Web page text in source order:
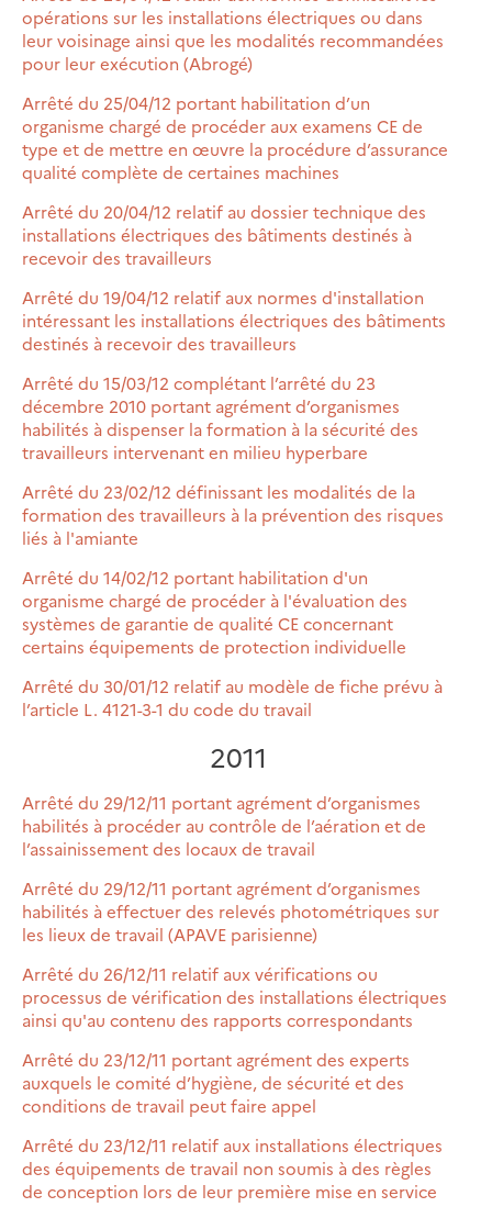
opérations sur les installations électriques ou dans
leur voisinage ainsi que les modalités recommandées
pour leur exécution (Abrogé)
Arrêté du 25/04/12 portant habilitation d’un
organisme chargé de procéder aux examens CE de
type et de mettre en œuvre la procédure d’assurance
qualité complète de certaines machines
Arrêté du 20/04/12 relatif au dossier technique des
installations électriques des bâtiments destinés à
recevoir des travailleurs
Arrêté du 19/04/12 relatif aux normes d'installation
intéressant les installations électriques des bâtiments
destinés à recevoir des travailleurs
Arrêté du 15/03/12 complétant l’arrêté du 23
décembre 2010 portant agrément d’organismes
habilités à dispenser la formation à la sécurité des
travailleurs intervenant en milieu hyperbare
Arrêté du 23/02/12 définissant les modalités de la
formation des travailleurs à la prévention des risques
liés à l'amiante
Arrêté du 14/02/12 portant habilitation d'un
organisme chargé de procéder à l'évaluation des
systèmes de garantie de qualité CE concernant
certains équipements de protection individuelle
Arrêté du 30/01/12 relatif au modèle de fiche prévu à
l’article L. 4121-3-1 du code du travail
2011
Arrêté du 29/12/11 portant agrément d’organismes
habilités à procéder au contrôle de l’aération et de
l’assainissement des locaux de travail
Arrêté du 29/12/11 portant agrément d’organismes
habilités à effectuer des relevés photométriques sur
les lieux de travail (APAVE parisienne)
Arrêté du 26/12/11 relatif aux vérifications ou
processus de vérification des installations électriques
ainsi qu'au contenu des rapports correspondants
Arrêté du 23/12/11 portant agrément des experts
auxquels le comité d’hygiène, de sécurité et des
conditions de travail peut faire appel
Arrêté du 23/12/11 relatif aux installations électriques
des équipements de travail non soumis à des règles
de conception lors de leur première mise en service